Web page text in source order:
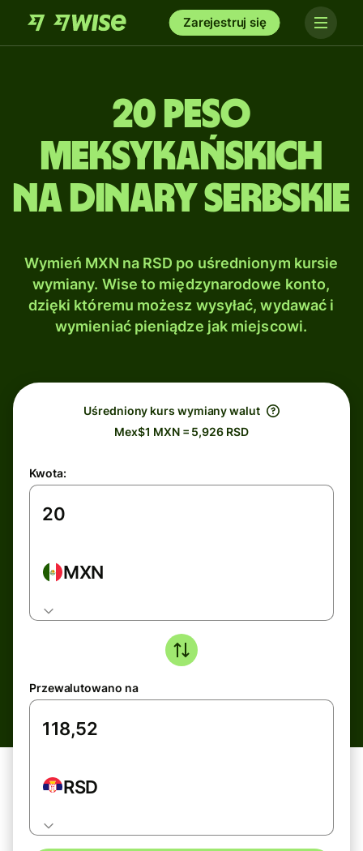
Zarejestruj się
20 Peso
meksykańskich
na Dinary serbskie
Wymień MXN na RSD po uśrednionym kursie
wymiany. Wise to międzynarodowe konto,
dzięki któremu możesz wysyłać, wydawać i
wymieniać pieniądze jak miejscowi.
Uśredniony kurs wymiany walut
Mex$1 MXN = 5,926 RSD
Kwota:
MXN
Przewalutowano na
RSD